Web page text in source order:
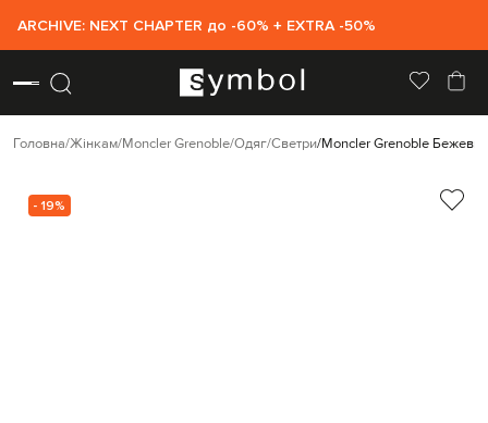
ARCHIVE: NEXT CHAPTER до -60% + EXTRA -50%
Головна Жінкам Moncler Grenoble Одяг Светри Moncler Grenoble
- 19%